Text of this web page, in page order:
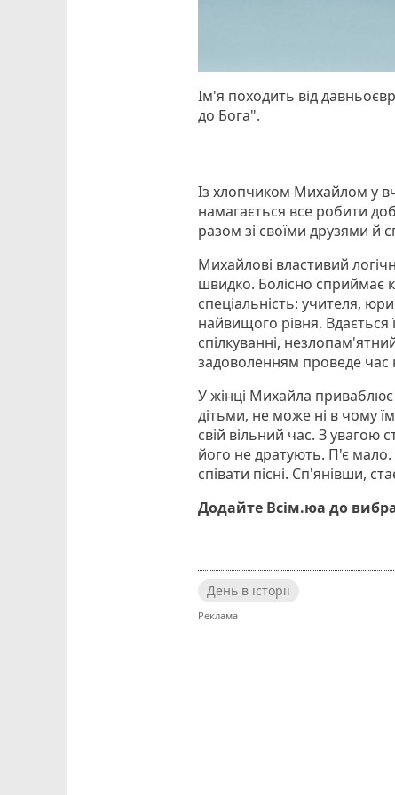
Ім'я походить від
до Бога".
Із хлопчиком Михайлом у
намагається все робити
разом зі своїми друзями й
Михайлові властивий
швидко. Болісно сприймає
спеціальність: учителя,
найвищого рівня. Вдається
спілкуванні,
задоволенням проведе час
У жінці Михайла приваблює
дітьми, не може ні в чому
свій вільний час. З увагою
його не дратують. П'є
співати пісні. Сп'янівши,
Додайте Всім.юа до
День в історії